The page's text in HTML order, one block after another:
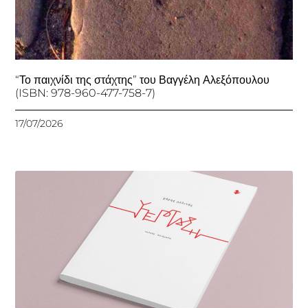
“Το παιχνίδι της στάχτης” του Βαγγέλη Αλεξόπουλου
(ISBN: 978-960-477-758-7)
17/07/2026